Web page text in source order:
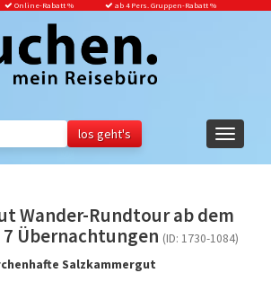
Online-Rabatt % ab 4 Pers. Gruppen-Rabatt %
Wander-Rundtour ab dem
Übernachtungen (ID: 1730-1084)
Salzkammergut